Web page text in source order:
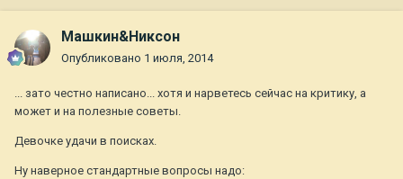
Машкин&Никсон
Опубликовано 1 июля, 2014
... зато честно написано... хотя и нарветесь сейчас на критику, а
может и на полезные советы.
Девочке удачи в поисках.
Ну наверное стандартные вопросы надо: